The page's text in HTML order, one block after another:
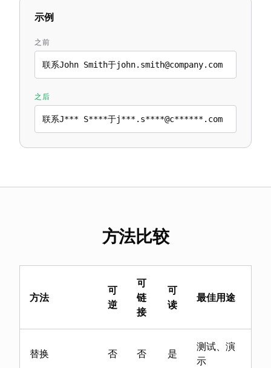
示例
之前
联系John Smith于john.smith@company.com
之后
联系J*** S****于j***.s****@c******.com
方法比较
方法
可
逆
可
链
接
可
读
最佳用途
替换 否 否 是
测试、演
示